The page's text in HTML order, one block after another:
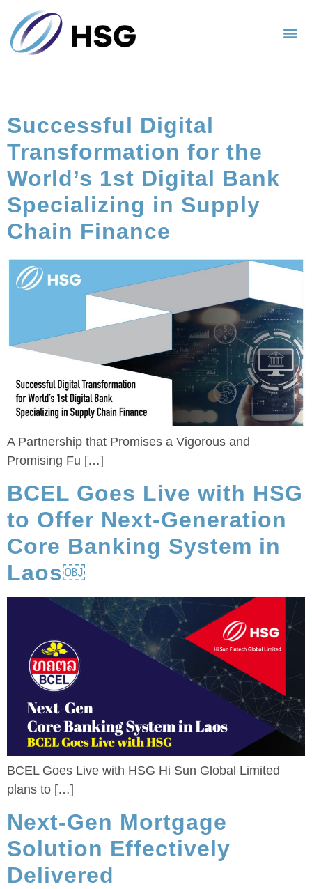
Successful Digital
Transformation for the
World’s 1st Digital Bank
Specializing in Supply
Chain Finance
A Partnership that Promises a Vigorous and
Promising Fu […]
BCEL Goes Live with HSG
to Offer Next-Generation
Core Banking System in
Laos￼
BCEL Goes Live with HSG Hi Sun Global Limited
plans to […]
Next-Gen Mortgage
Solution Effectively
Delivered